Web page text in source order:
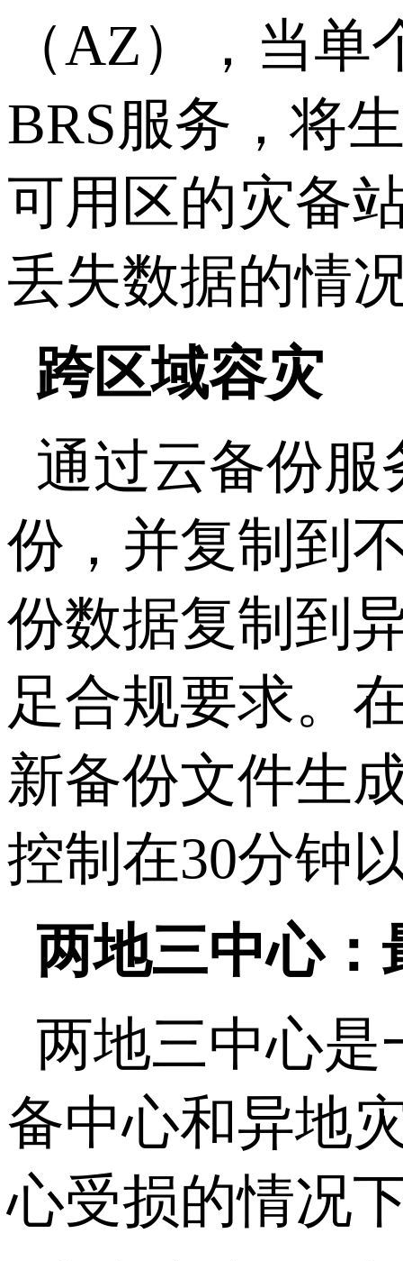
（AZ），当单
BRS服务，将
可用区的灾备
丢失数据的情
跨区域容灾
通过云备份服
份，并复制到
份数据复制到
足合规要求。
新备份文件生
控制在30分钟
两地三中心：
两地三中心是
备中心和异地
心受损的情况